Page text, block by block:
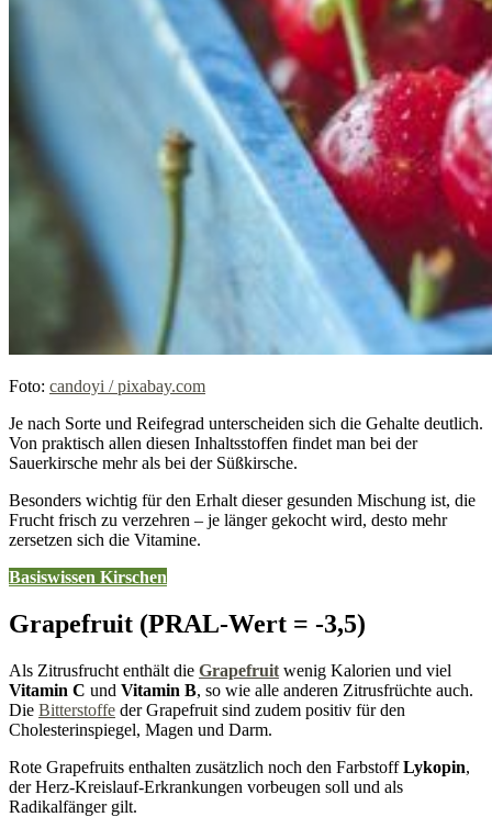
Foto: candoyi / pixabay.com
Je nach Sorte und Reifegrad unterscheiden sich die Gehalte deutlich.
Von praktisch allen diesen Inhaltsstoffen findet man bei der
Sauerkirsche mehr als bei der Süßkirsche.
Besonders wichtig für den Erhalt dieser gesunden Mischung ist, die
Frucht frisch zu verzehren – je länger gekocht wird, desto mehr
zersetzen sich die Vitamine.
Basiswissen Kirschen
Grapefruit (PRAL-Wert = -3,5)
Als Zitrusfrucht enthält die Grapefruit wenig Kalorien und viel
Vitamin C und Vitamin B, so wie alle anderen Zitrusfrüchte auch.
Die Bitterstoffe der Grapefruit sind zudem positiv für den
Cholesterinspiegel, Magen und Darm.
Rote Grapefruits enthalten zusätzlich noch den FarbstoffLykopin,
der Herz-Kreislauf-Erkrankungen vorbeugen soll und als
Radikalfänger gilt.